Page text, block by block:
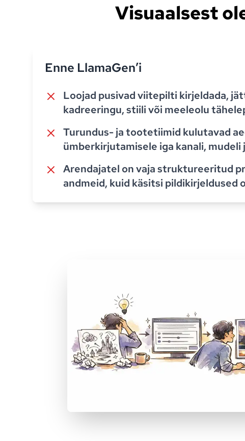
Visuaalsest
Enne LlamaGen’i
Loojad pusivad viitepilti kirjeldada,
kadreeringu, stiili või meeleolu
Turundus- ja tootetiimid kulutavad
ümberkirjutamisele iga kanali, mudeli
Arendajatel on vaja struktureeritud
andmeid, kuid käsitsi pildikirjeldused